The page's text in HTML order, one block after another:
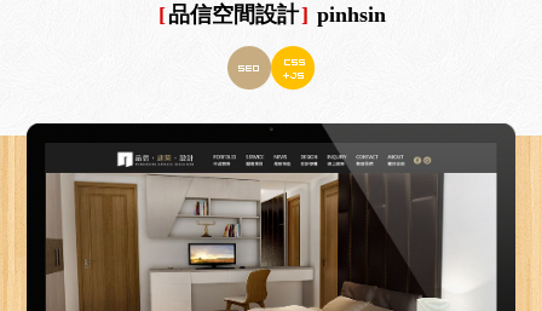
[品信空間設計] pinhsin